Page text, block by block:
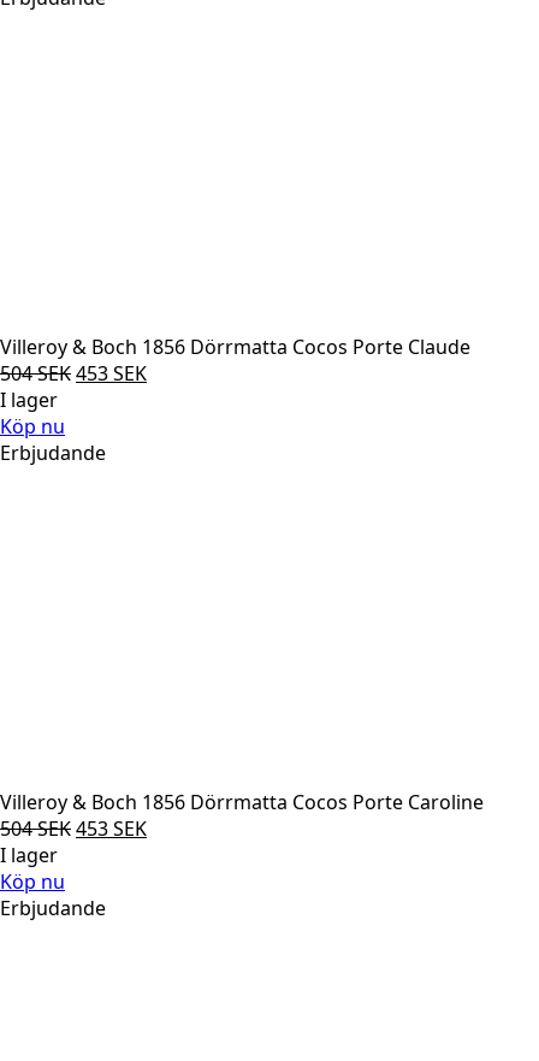
Villeroy & Boch 1856 Dörrmatta Cocos Porte Claude
504SEKDet
var:
453SEKDet
I lager
Köp nu
Erbjudande
Villeroy & Boch 1856 Dörrmatta Cocos Porte Caroline
504SEKDet
var:
453SEKDet
I lager
Köp nu
Erbjudande